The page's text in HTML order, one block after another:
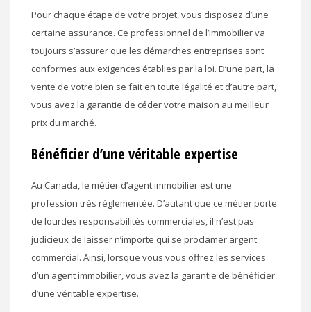
Pour chaque étape de votre projet, vous disposez d’une
certaine assurance. Ce professionnel de l’immobilier va
toujours s’assurer que les démarches entreprises sont
conformes aux exigences établies par la loi. D’une part, la
vente de votre bien se fait en toute légalité et d’autre part,
vous avez la garantie de céder votre maison au meilleur
prix du marché.
Bénéficier d’une véritable expertise
Au Canada, le métier d’agent immobilier est une
profession très réglementée. D’autant que ce métier porte
de lourdes responsabilités commerciales, il n’est pas
judicieux de laisser n’importe qui se proclamer argent
commercial. Ainsi, lorsque vous vous offrez les services
d’un agent immobilier, vous avez la garantie de bénéficier
d’une véritable expertise.